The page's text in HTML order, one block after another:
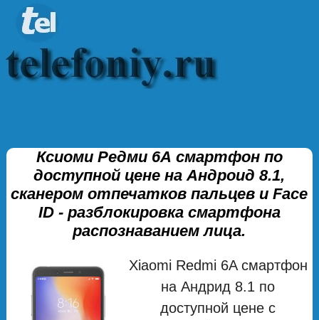
Ксиоми Редми 6А смартфон по
доступной цене на Андроид 8.1,
сканером отпечатков пальцев и Face
ID - разблокировка смартфона
распознаванием лица.
Xiaomi Redmi 6A смартфон
на Андрид 8.1 по
доступной цене с